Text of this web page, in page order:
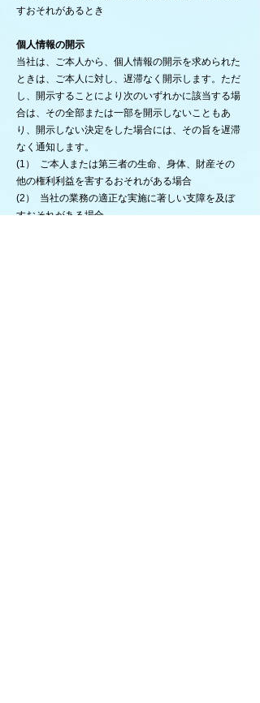
すおそれがあるとき
個人情報の開示
当社は、ご本人から、個人情報の開示を求められた
ときは、ご本人に対し、遅滞なく開示します。ただ
し、開示することにより次のいずれかに該当する場
合は、その全部または一部を開示しないこともあ
り、開示しない決定をした場合には、その旨を遅滞
なく通知します。
(1） ご本人または第三者の生命、身体、財産その
他の権利利益を害するおそれがある場合
(2） 当社の業務の適正な実施に著しい支障を及ぼ
すおそれがある場合